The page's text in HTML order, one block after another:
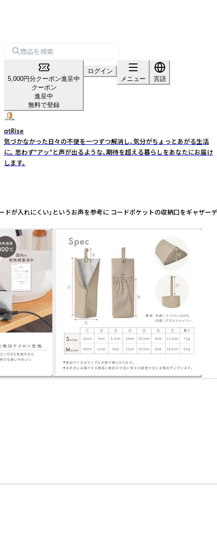
5,000円分クーポン進呈中
クーポン
進呈中
無料で登録
ログイン
メニュー
言語
atRise
気づかなかった日々の不便を一つずつ解消し、気分がちょっとあがる生活
に。 思わず“アッ”と声が出るような、期待を超える暮らしをあなたにお届け
します。
れにくい」というお声を参考に コードポケットの収納口をギャ